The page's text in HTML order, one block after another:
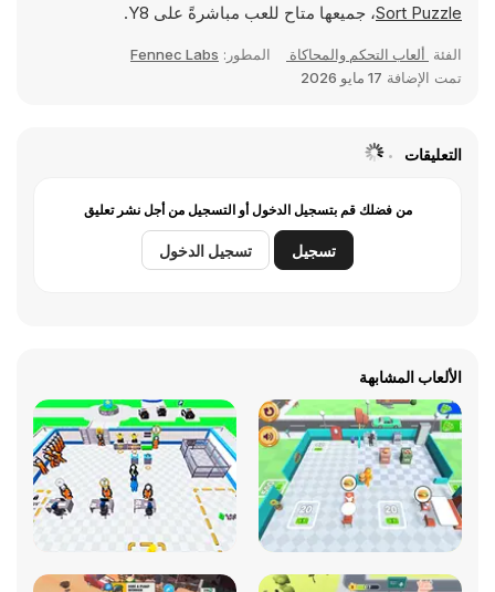
Sort Puzzle، جميعها متاح للعب مباشرةً على Y8.
الفئة ألعاب التحكم والمحاكاة المطور: Fennec Labs
تمت الإضافة 17 مايو 2026
التعليقات
من فضلك قم بتسجيل الدخول أو التسجيل من أجل نشر تعليق
تسجيل تسجيل الدخول
الألعاب المشابهة